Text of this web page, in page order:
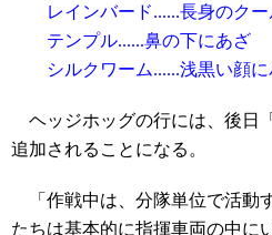
レインバード......長身のクー
テンプル......鼻の下にあざ
シルクワーム......浅黒い顔に
ヘッジホッグの行には、後日
追加されることになる。
「作戦中は、分隊単位で活動
たちは基本的に指揮車両の中に